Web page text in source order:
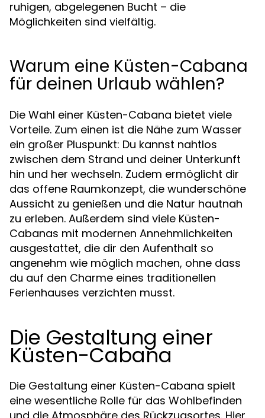
ruhigen, abgelegenen Bucht – die
Möglichkeiten sind vielfältig.
Warum eine Küsten-Cabana
für deinen Urlaub wählen?
Die Wahl einer Küsten-Cabana bietet viele
Vorteile. Zum einen ist die Nähe zum Wasser
ein großer Pluspunkt: Du kannst nahtlos
zwischen dem Strand und deiner Unterkunft
hin und her wechseln. Zudem ermöglicht dir
das offene Raumkonzept, die wunderschöne
Aussicht zu genießen und die Natur hautnah
zu erleben. Außerdem sind viele Küsten-
Cabanas mit modernen Annehmlichkeiten
ausgestattet, die dir den Aufenthalt so
angenehm wie möglich machen, ohne dass
du auf den Charme eines traditionellen
Ferienhauses verzichten musst.
Die Gestaltung einer
Küsten-Cabana
Die Gestaltung einer Küsten-Cabana spielt
eine wesentliche Rolle für das Wohlbefinden